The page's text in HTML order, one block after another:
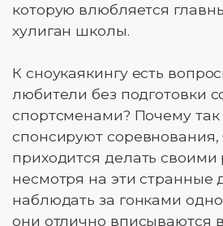
которую влюбляется
хулиган школы.
К сноукаякингу есть
любители без подготовки
спортсменами? Почему так
спонсируют соревнования,
приходится делать своими
несмотря на эти странные
наблюдать за гонками
они отлично вписываются